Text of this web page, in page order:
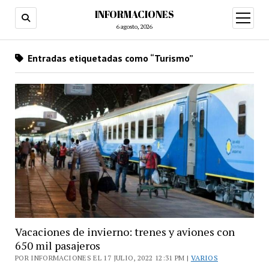
INFORMACIONES
6 agosto, 2026
abrir
menú
Entradas etiquetadas como “Turismo”
Vacaciones de invierno: trenes y aviones con
650 mil pasajeros
POR INFORMACIONES EL 17 JULIO, 2022 12:31 PM | VARIOS